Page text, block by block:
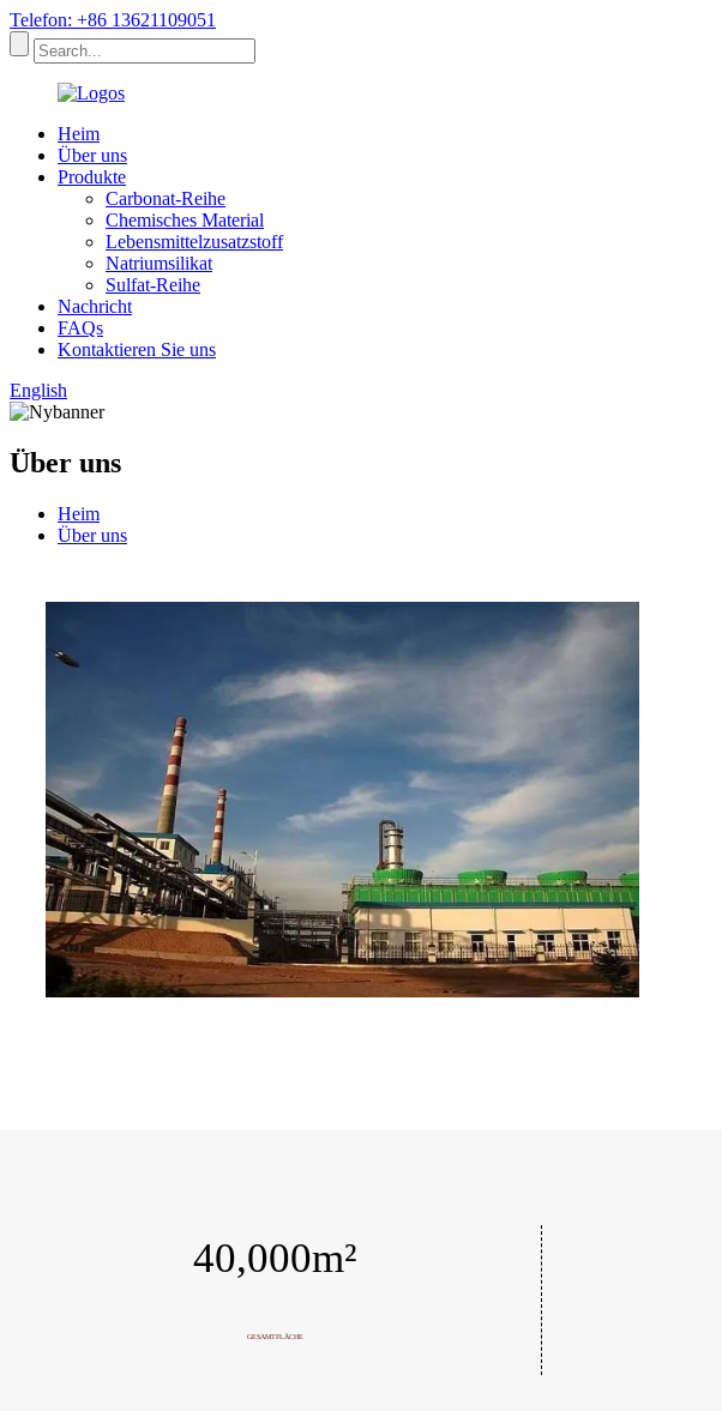
Telefon: +86 13621109051
Heim
Über uns
Produkte
Carbonat-Reihe
Chemisches Material
Lebensmittelzusatzstoff
Natriumsilikat
Sulfat-Reihe
Nachricht
FAQs
Kontaktieren Sie uns
English
Über uns
Heim
Über uns
40,000m²
GESAMTFLÄCHE